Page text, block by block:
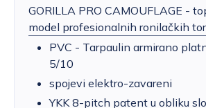
GORILLA PRO CAMOUFLAGE -
model profesionalnih ronilačkih
PVC - Tarpaulin armirano
5/10
spojevi elektro-zavareni
YKK 8-pitch patent u obliku